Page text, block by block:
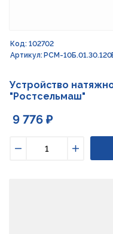
Код: 102702
Артикул: РСМ-
Устройство
"Ростсельмаш"
9 776 ₽